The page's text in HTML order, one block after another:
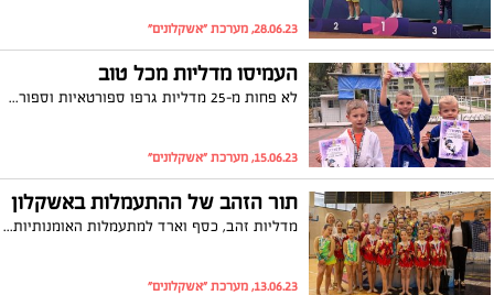
28.06.23, מערכת "אשקלונים"
העמיסו מדליות מכל טוב
לא פחות מ-25 מדליות גרפו ספורטאיות וספורטאים ממועדון הג'ודו "מיטב אשקלון" בתחרות אחרונה מסבב הגולדן ליג בראשון לציון
15.06.23, מערכת "אשקלונים"
תור הזהב של ההתעמלות באשקלון
מדליות זהב, כסף וארד למתעמלות האומנותיות מאשקלון שייצגו את העיר באליפות השנתית; כ-55 מתעמלות אומנותיות ייצגו את העיר במסגרת אליפות נס ציונה הפתוחה לשנת 2023
13.06.23, מערכת "אשקלונים"